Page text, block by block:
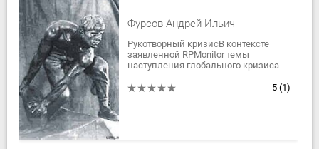
Фурсов Андрей Ильич
Рукотворный кризисВ контексте
заявленной RPMonitor темы
наступления глобального кризиса
бесед с известным русским ученым
5 (1)